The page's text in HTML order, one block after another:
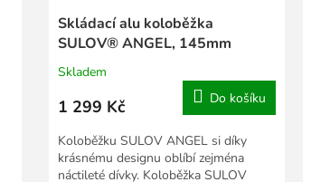
Skládací alu koloběžka
SULOV® ANGEL, 145mm
Skladem
1 299 Kč Do košíku
Koloběžku SULOV ANGEL si díky
krásnému designu oblíbí zejména
náctileté dívky. Koloběžka SULOV